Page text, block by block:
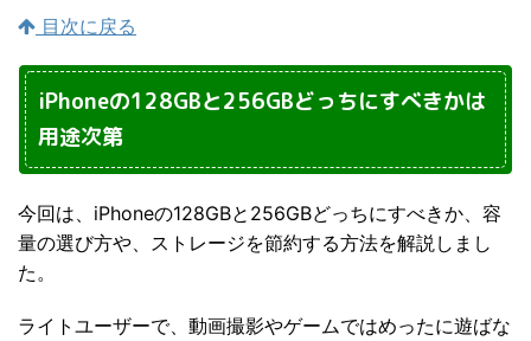
目次に戻る
iPhoneの128GBと256GBどっちにすべきかは
用途次第
今回は、iPhoneの128GBと256GBどっちにすべきか、容
量の選び方や、ストレージを節約する方法を解説しまし
た。
ライトユーザーで、動画撮影やゲームではめったに遊ばな